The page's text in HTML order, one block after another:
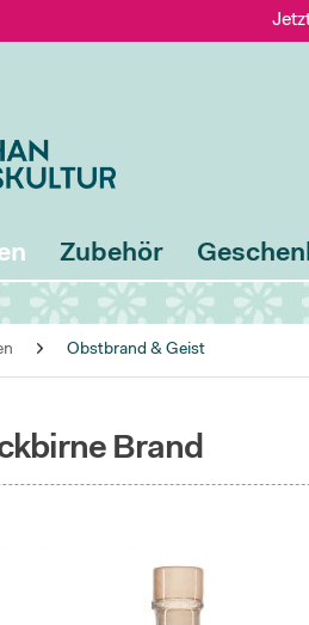
Zubehör
Obstbrand & Geist
Brand